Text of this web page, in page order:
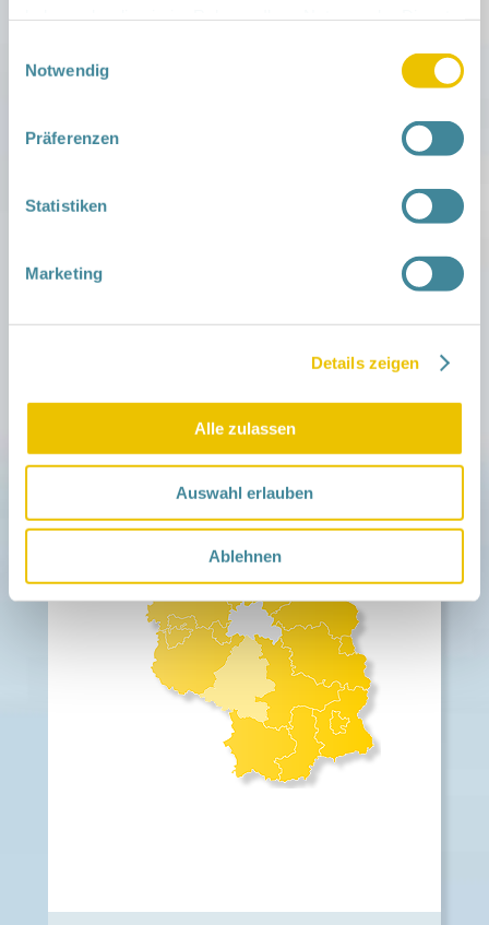
Notwendig
Präferenzen
Statistiken
Marketing
Details zeigen
Alle zulassen
Auswahl erlauben
Ablehnen
finden wir die richtige Lösung für sie und
Wir freuen uns direkt über ihre